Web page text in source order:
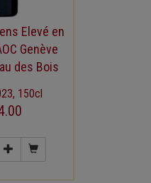
Elevé en
Genève
des Bois
150cl